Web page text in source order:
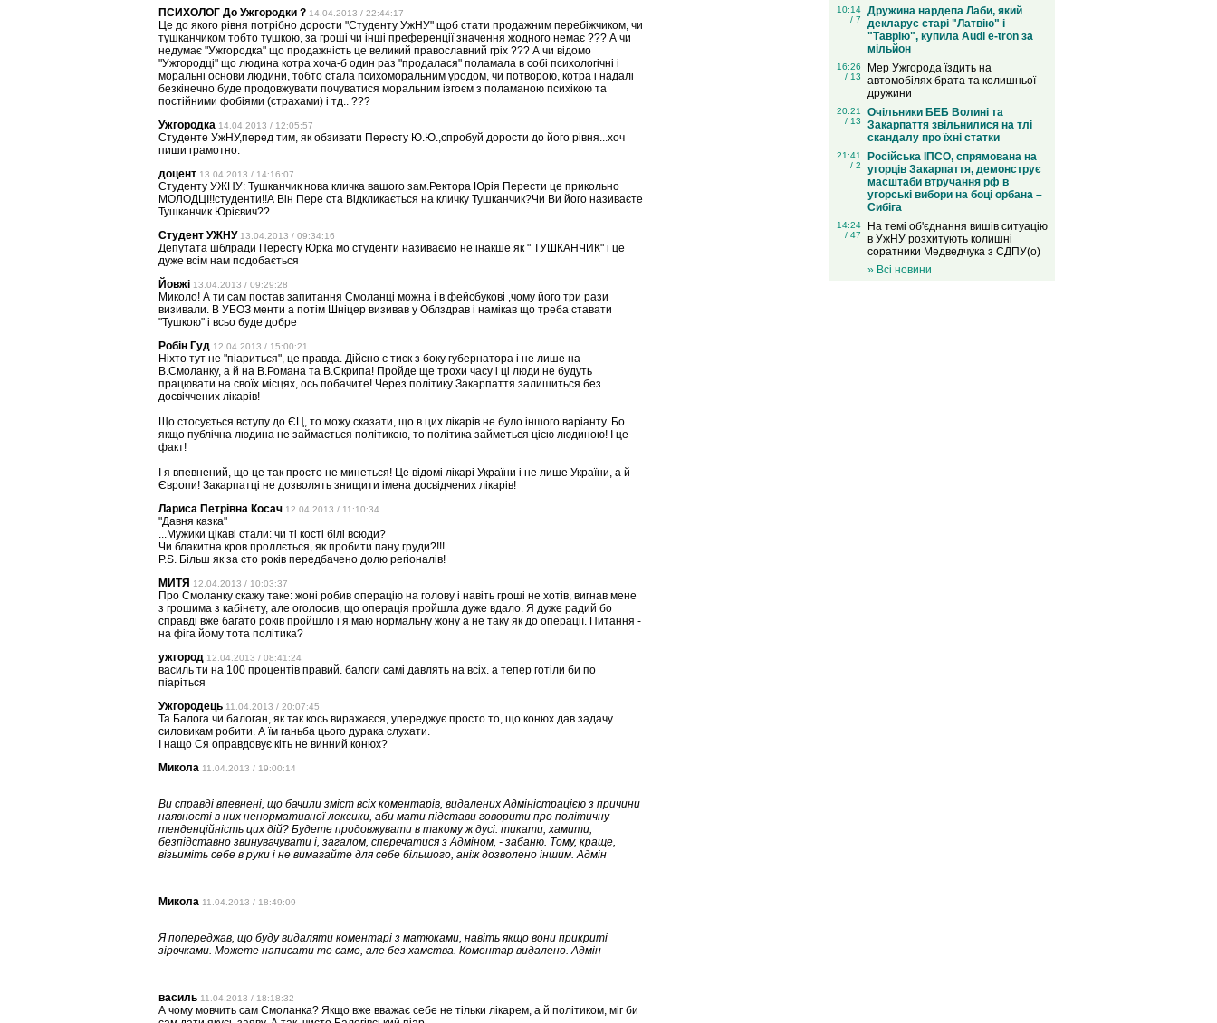
ПСИХОЛОГ До Ужгородки ? 14.04.2013 / 22:44:17
Це до якого рівня потрібно дорости "Студенту УжНУ" щоб стати продажним перебіжчиком, чи
тушканчиком тобто тушкою, за гроші чи інші преференції значення жодного немає ??? А чи
недумає "Ужгородка" що продажність це великий православний гріх ??? А чи відомо
"Ужгородці" що людина котра хоча-б один раз "продалася" поламала в собі психологічні і
моральні основи людини, тобто стала психоморальним уродом, чи потворою, котра і надалі
безкінечно буде продовжувати почуватися моральним ізгоєм з поламаною психікою та
постійними фобіями (страхами) і тд.. ???
Ужгородка 14.04.2013 / 12:05:57
Студенте УжНУ,перед тим, як обзивати Пересту Ю.Ю.,спробуй дорости до його рівня...хоч
пиши грамотно.
доцент 13.04.2013 / 14:16:07
Студенту УЖНУ: Тушканчик нова кличка вашого зам.Ректора Юрія Перести це прикольно
МОЛОДЦІ!!студенти!!А Він Пере ста Відкликається на кличку Тушканчик?Чи Ви його називаєте
Тушканчик Юрієвич??
Студент УЖНУ 13.04.2013 / 09:34:16
Депутата шблради Пересту Юрка мо студенти називаємо не інакше як " ТУШКАНЧИК" і це
дуже всім нам подобається
Йовжі 13.04.2013 / 09:29:28
Миколо! А ти сам постав запитання Смоланці можна і в фейсбукові ,чому його три рази
визивали. В УБОЗ менти а потім Шніцер визивав у Облздрав і намікав що треба ставати
"Тушкою" і всьо буде добре
Робін Гуд 12.04.2013 / 15:00:21
Ніхто тут не "піариться", це правда. Дійсно є тиск з боку губернатора і не лише на
В.Смоланку, а й на В.Романа та В.Скрипа! Пройде ще трохи часу і ці люди не будуть
працювати на своїх місцях, ось побачите! Через політику Закарпаття залишиться без
досвіччених лікарів!
Що стосується вступу до ЄЦ, то можу сказати, що в цих лікарів не було іншого варіанту. Бо
якщо публічна людина не займається політикою, то політика займеться цією людиною! І це
факт!
І я впевнений, що це так просто не минеться! Це відомі лікарі України і не лише України, а й
Європи! Закарпатці не дозволять знищити імена досвідчених лікарів!
Лариса Петрівна Косач 12.04.2013 / 11:10:34
"Давня казка"
...Мужики цікаві стали: чи ті кості білі всюди?
Чи блакитна кров проллється, як пробити пану груди?!!!
P.S. Більш як за сто років передбачено долю регіоналів!
МИТЯ
12.04.2013 / 10:03:37
Про Смоланку скажу таке: жоні робив операцію на голову і навіть гроші не хотів, вигнав мене
з грошима з кабінету, але оголосив, що операція пройшла дуже вдало. Я дуже радий бо
справді вже багато років пройшло і я маю нормальну жону а не таку як до операції. Питання -
на фіга йому тота політика?
ужгород 12.04.2013 / 08:41:24
василь ти на 100 процентів правий. балоги самі давлять на всіх. а тепер готіли би по
піаріться
Ужгородець 11.04.2013 / 20:07:45
Та Балога чи балоган, як так кось виражаєся, упереджує просто то, що конюх дав задачу
силовикам робити. А їм ганьба цього дурака слухати.
І нащо Ся оправдовує кіть не винний конюх?
Микола 11.04.2013 / 19:00:14
Ви справді впевнені, що бачили зміст всіх коментарів, видалених Адміністрацією з причини
наявності в них ненормативної лексики, аби мати підстави говорити про політичну
тенденційність цих дій? Будете продовжувати в такому ж дусі: тикати, хамити,
безпідставно звинувачувати і, загалом, сперечатися з Адміном, - забаню. Тому, краще,
візьиміть себе в руки і не вимагайте для себе більшого, аніж дозволено іншим. Адмін
Микола 11.04.2013 / 18:49:09
Я попереджав, що буду видаляти коментарі з матюками, навіть якщо вони прикриті
зірочками. Можете написати те саме, але без хамства. Коментар видалено. Адмін
василь 11.04.2013 / 18:18:32
А чому мовчить сам Смоланка? Якщо вже вважає себе не тільки лікарем, а й політиком, міг би
10:14
/ 7
Дружина нардепа Лаби, який
декларує старі "Латвію" і
"Таврію", купила Audi e-tron за
мільйон
16:26
/ 13
Мер Ужгорода їздить на
автомобілях брата та колишньої
дружини
20:21
/ 13
Очільники БЕБ Волині та
Закарпаття звільнилися на тлі
скандалу про їхні статки
21:41
/ 2
Російська ІПСО, спрямована на
угорців Закарпаття, демонструє
масштаби втручання рф в
угорські вибори на боці орбана –
Сибіга
14:24
/ 47
На темі об'єднання вишів ситуацію
в УжНУ розхитують колишні
соратники Медведчука з СДПУ(о)
» Всі новини